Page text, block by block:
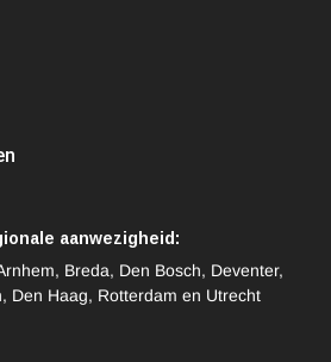
aanwezigheid:
Breda, Den Bosch, Deventer,
Den Haag, Rotterdam en Utrecht